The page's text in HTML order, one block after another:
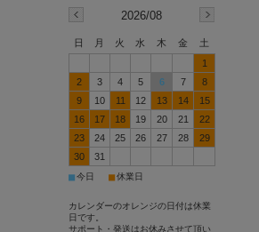
2026/08
日 月 火 水 木 金
土
1
2
3 4 5 6 7
8
9
10 11 12 13 14
15
16
17 18 19 20 21
22
23
24 25 26 27 28
29
30
31
■今日 ■休業日
カレンダーのオレンジの日付は休業
日です。
サポート・発送はお休みさせて頂い